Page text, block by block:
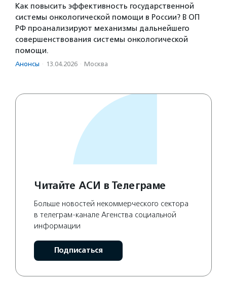
Как повысить эффективность государственной
системы онкологической помощи в России? В ОП
РФ проанализируют механизмы дальнейшего
совершенствования системы онкологической
помощи.
Анонсы · 13.04.2026 · Москва
Читайте АСИ в Телеграме
Больше новостей некоммерческого сектора
в телеграм-канале Агенства социальной
информации
Подписаться